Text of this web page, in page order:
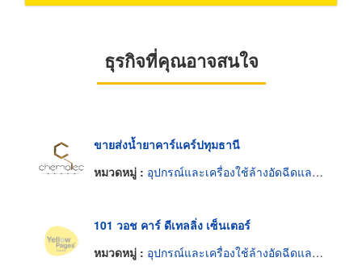
ธุรกิจที่คุณอาจสนใจ
ขายส่งน้ำยาคาร์แคร์ปทุมธานี
หมวดหมู่ : อุปกรณ์และเครื่องใช้ล้างอัดฉีดและขัดมันรถยนต์
101 วอช คาร์ ดีเทลลิ่ง เซ็นเตอร์
หมวดหมู่ : อุปกรณ์และเครื่องใช้ล้างอัดฉีดและขัดมันรถยนต์